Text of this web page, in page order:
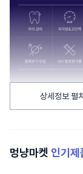
상세정보 펼
멍냥마켓 인기제